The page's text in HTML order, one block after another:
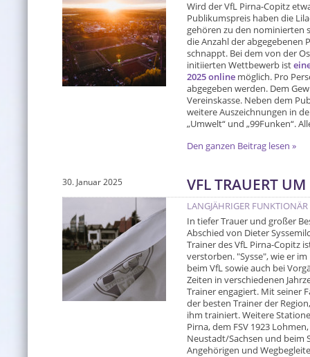
Wird der VfL Pirna-Copitz
Publikumspreis haben die
gehören zu den nominierten
die Anzahl der abgegebenen
schnappt. Bei dem von der
initiierten Wettbewerb ist
2025 online möglich. Pro
abgegeben werden. Dem
Vereinskasse. Neben dem
weitere Auszeichnungen in
„Umwelt“ und „99Funken“.
Den ganzen Beitrag lesen »
VFL TRAUERT UM
30. Januar 2025
LANGJÄHRIGER
In tiefer Trauer und großer
Abschied von Dieter
Trainer des VfL Pirna-Copitz
verstorben. "Sysse", wie er
beim VfL sowie auch bei
Zeiten in verschiedenen
Trainer engagiert. Mit seiner
der besten Trainer der
ihm trainiert. Weitere
Pirna, dem FSV 1923
Neustadt/Sachsen und beim
Angehörigen und